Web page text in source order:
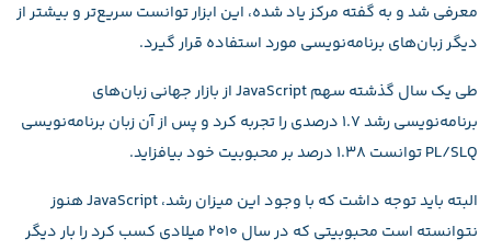
معرفی شد و به گفته مرکز یاد شده، این ابزار توانست سریع‌تر و بیشتر از
دیگر زبان‌های برنامه‌نویسی مورد استفاده قرار گیرد.
طی یک سال گذشته سهم JavaScript از بازار جهانی زبان‌های
برنامه‌نویسی رشد ۱.۷ درصدی را تجربه کرد و پس از آن زبان برنامه‌نویسی
PL/SLQ توانست ۱.۳۸ درصد بر محبوبیت خود بیافزاید.
البته باید توجه داشت که با وجود این میزان رشد، JavaScript هنوز
نتوانسته است محبوبیتی که در سال ۲۰۱۰ میلادی کسب کرد را بار دیگر